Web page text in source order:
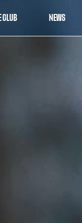
CLUB NEWS